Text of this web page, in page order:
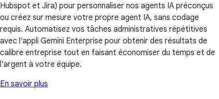
Hubspot et Jira) pour personnaliser nos agents IA préconçus
ou créez sur mesure votre propre agent IA, sans codage
requis. Automatisez vos tâches administratives répétitives
avec l'appli Gemini Enterprise pour obtenir des résultats de
calibre entreprise tout en faisant économiser du temps et de
l'argent à votre équipe.
En savoir plus